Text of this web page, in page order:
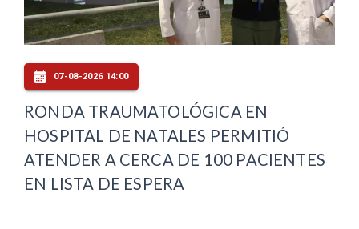
07-08-2026 14:00
RONDA TRAUMATOLÓGICA EN
HOSPITAL DE NATALES PERMITIÓ
ATENDER A CERCA DE 100 PACIENTES
EN LISTA DE ESPERA